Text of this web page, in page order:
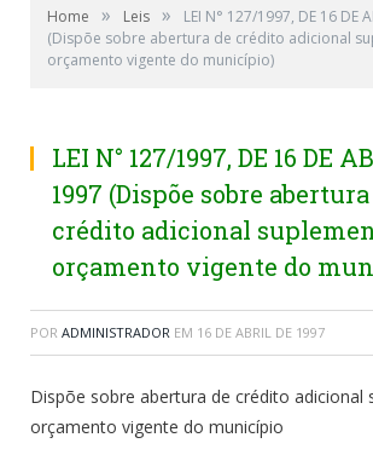
Home » Leis »
LEI N° 127/1997, DE 16 DE
(Dispõe sobre abertura de crédito adicional
orçamento vigente do município)
LEI N° 127/1997, DE 16 DE
1997 (Dispõe sobre
crédito adicional
orçamento vigente do
POR ADMINISTRADOR EM 16 DE ABRIL DE 1997
Dispõe sobre abertura de crédito adicional
orçamento vigente do município